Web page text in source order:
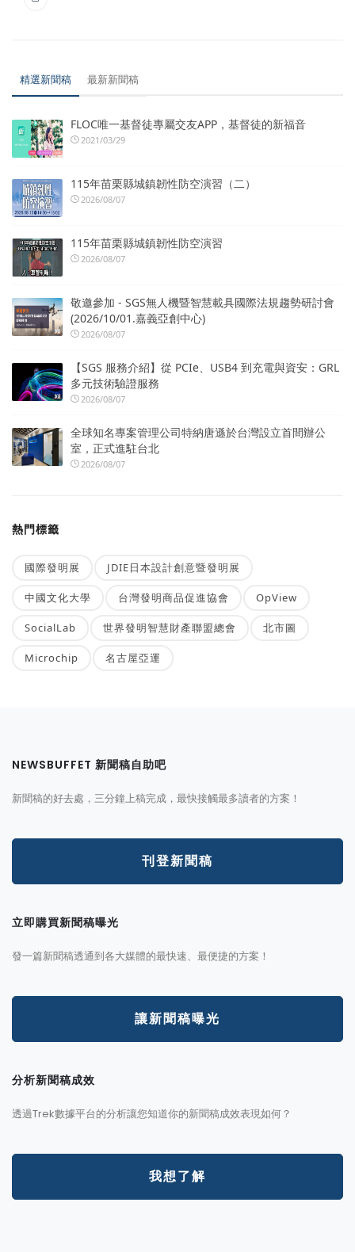
精選新聞稿 最新新聞稿
FLOC唯一基督徒專屬交友APP，基督徒的新福音
2021/03/29
115年苗栗縣城鎮韌性防空演習（二）
2026/08/07
115年苗栗縣城鎮韌性防空演習
2026/08/07
敬邀參加 - SGS無人機暨智慧載具國際法規趨勢研討會
(2026/10/01.嘉義亞創中心)
2026/08/07
【SGS 服務介紹】從 PCIe、USB4 到充電與資安：GRL
多元技術驗證服務
2026/08/07
全球知名專案管理公司特納唐遜於台灣設立首間辦公
室，正式進駐台北
2026/08/07
熱門標籤
國際發明展 JDIE日本設計創意暨發明展
中國文化大學 台灣發明商品促進協會 OpView
SocialLab 世界發明智慧財產聯盟總會 北市圖
Microchip 名古屋亞運
NEWSBUFFET 新聞稿自助吧
新聞稿的好去處，三分鐘上稿完成，最快接觸最多讀者的方案！
刊登新聞稿
立即購買新聞稿曝光
發一篇新聞稿透通到各大媒體的最快速、最便捷的方案！
讓新聞稿曝光
分析新聞稿成效
透過Trek數據平台的分析讓您知道你的新聞稿成效表現如何？
我想了解